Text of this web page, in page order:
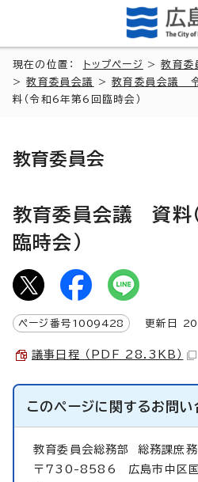
現在の位置： トップページ >教育委
>教育委員会議 >教育委員会議
料（令和6年第6回臨時会）
教育委員会
教育委員会議 資料
臨時会）
ページ番号 1009428 更新日
議事日程 （PDF 28.3KB）
このページに関するお問い
教育委員会総務部 総務課庶
〒730-8586 広島市中区国